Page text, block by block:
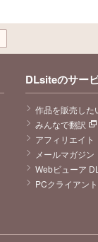
DLsiteのサー
作品を販売した
みんなで翻訳
アフィリエイト
メールマガジン
Webビューア
PCクライアン